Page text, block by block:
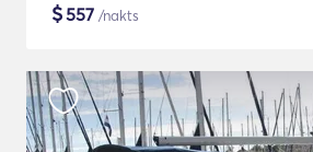
$557 /nakts